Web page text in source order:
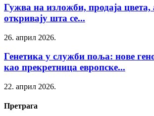
Гужва на изложби, продаја цвета,
откривају шта се...
26. април 2026.
Генетика у служби поља: нове
као прекретница европске...
22. април 2026.
Претрага